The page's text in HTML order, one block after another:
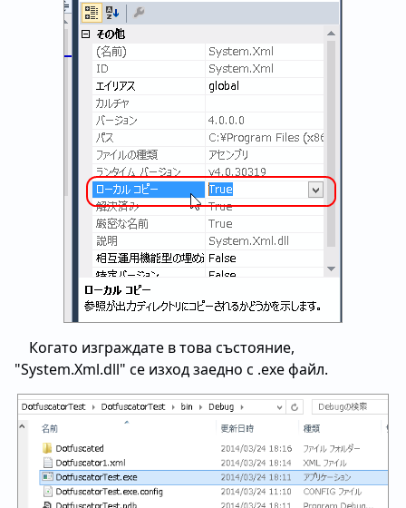
Когато изграждате в това състояние,
"System.Xml.dll" се изход заедно с .exe файл.